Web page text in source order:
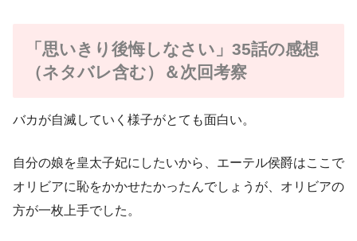
「思いきり後悔しなさい」35話の感想
（ネタバレ含む）＆次回考察
バカが自滅していく様子がとても面白い。
自分の娘を皇太子妃にしたいから、エーテル侯爵はここで
オリビアに恥をかかせたかったんでしょうが、オリビアの
方が一枚上手でした。